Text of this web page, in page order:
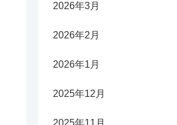
2026年3月
2026年2月
2026年1月
2025年12月